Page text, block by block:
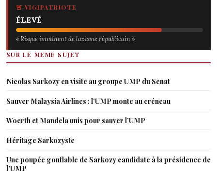
🚨 VIGIPATRIOTE
ÉLEVÉ
« Risque imminent de laxisme républicain »
SUR LE MEME SUJET
Nicolas Sarkozy en visite au groupe UMP du Senat
Sauver Malaysia Airlines : l’UMP monte au créneau
Woerth et Mandela unis pour sauver l’UMP
Héritage Sarkozyste
Une poupée gonflable de Sarkozy candidate à la présidence de
l’UMP